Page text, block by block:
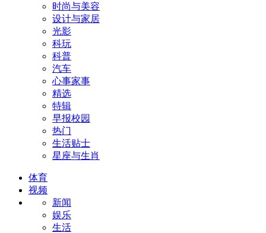
时尚与美容
设计与家居
光影
科玩
科普
汽车
心事家事
精选
特辑
早报校园
热门
生活贴士
星座与生肖
体育
视频
新闻
娱乐
生活